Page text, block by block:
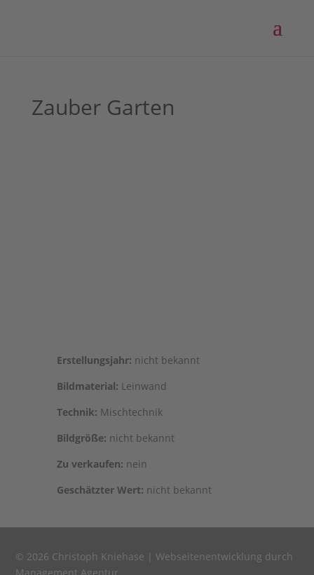
Zauber Garten
Erstel­lungs­jahr: nicht bekannt
Bild­ma­te­ri­al: Leinwand
Tech­nik: Mischtechnik
Bild­grö­ße: nicht bekannt
Zu ver­kau­fen: nein
Geschätz­ter Wert: nicht bekannt
© 2026 Christoph Kniehase |Webseitenentwicklung durch